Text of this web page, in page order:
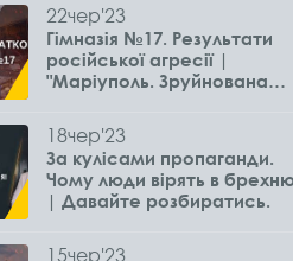
22чер'23
Гімназія №17. Результати
російської агресії |
"Маріуполь. Зруйнована
18чер'23
За кулісами пропаганди.
Чому люди вірять в
| Давайте розбиратись.
15чер'23